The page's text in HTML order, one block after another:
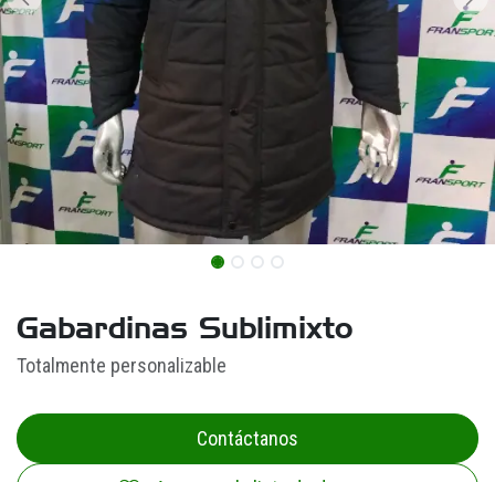
Gabardinas Sublimixto
Totalmente personalizable
Contáctanos